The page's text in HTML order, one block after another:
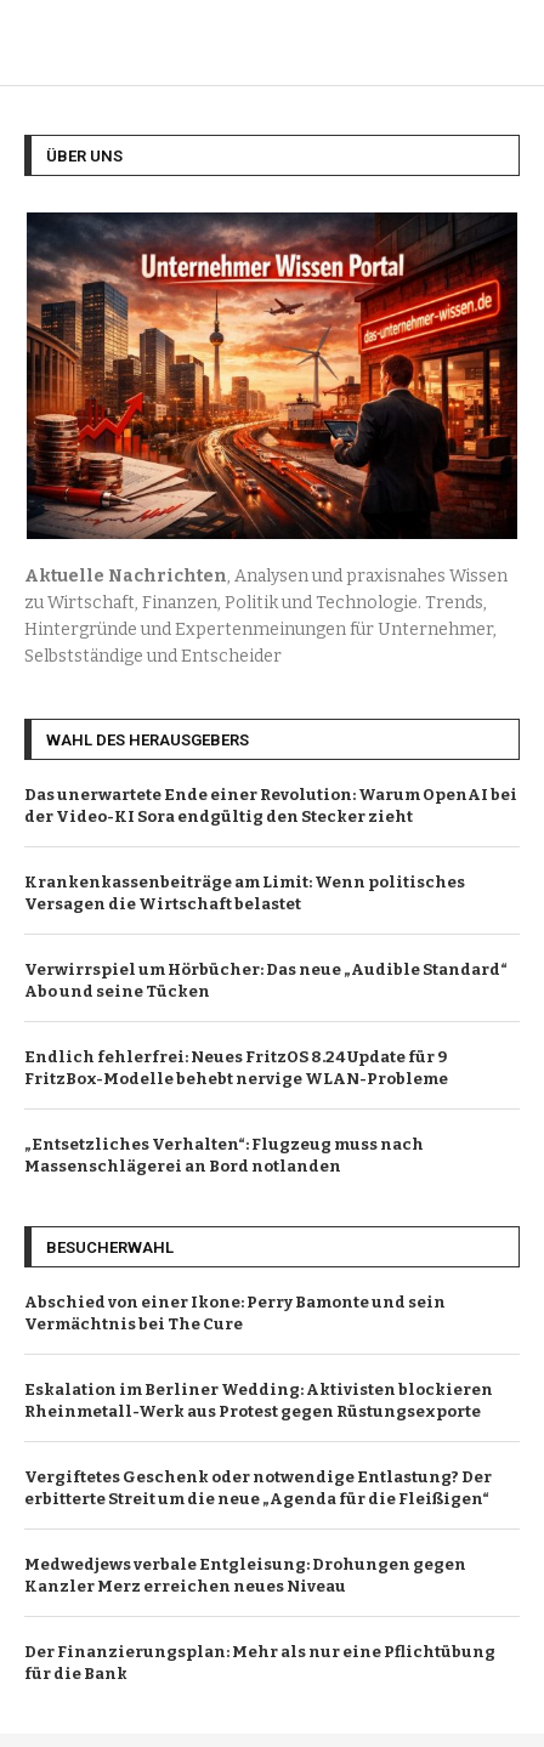
ÜBER UNS
Aktuelle Nachrichten, Analysen und praxisnahes Wissen
zu Wirtschaft, Finanzen, Politik und Technologie. Trends,
Hintergründe und Expertenmeinungen für Unternehmer,
Selbstständige und Entscheider
WAHL DES HERAUSGEBERS
Das unerwartete Ende einer Revolution: Warum OpenAI bei
der Video-KI Sora endgültig den Stecker zieht
Krankenkassenbeiträge am Limit: Wenn politisches
Versagen die Wirtschaft belastet
Verwirrspiel um Hörbücher: Das neue „Audible Standard“
Abo und seine Tücken
Endlich fehlerfrei: Neues FritzOS 8.24 Update für 9
FritzBox-Modelle behebt nervige WLAN-Probleme
„Entsetzliches Verhalten“: Flugzeug muss nach
Massenschlägerei an Bord notlanden
BESUCHERWAHL
Abschied von einer Ikone: Perry Bamonte und sein
Vermächtnis bei The Cure
Eskalation im Berliner Wedding: Aktivisten blockieren
Rheinmetall-Werk aus Protest gegen Rüstungsexporte
Vergiftetes Geschenk oder notwendige Entlastung? Der
erbitterte Streit um die neue „Agenda für die Fleißigen“
Medwedjews verbale Entgleisung: Drohungen gegen
Kanzler Merz erreichen neues Niveau
Der Finanzierungsplan: Mehr als nur eine Pflichtübung
für die Bank